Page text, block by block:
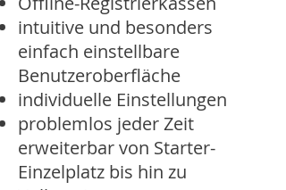
intuitive und besonders
einfach einstellbare
Benutzeroberfläche
individuelle Einstellungen
problemlos jeder Zeit
erweiterbar von Starter-
Einzelplatz bis hin zu